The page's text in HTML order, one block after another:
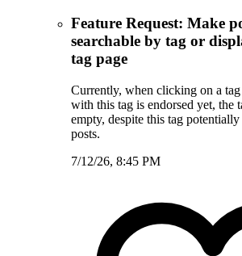
Feature Request: Make
searchable by tag or
tag page
Currently, when clicking on a
with this tag is endorsed yet, the
empty, despite this tag
posts.
7/12/26, 8:45 PM